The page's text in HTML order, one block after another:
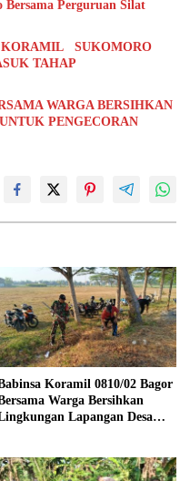
Bersama Perguruan Silat
KORAMIL SUKOMORO
TAHAP
WARGA BERSIHKAN
PENGECORAN
Koramil 0810/02 Bagor
Warga Bersihkan
Lapangan Desa